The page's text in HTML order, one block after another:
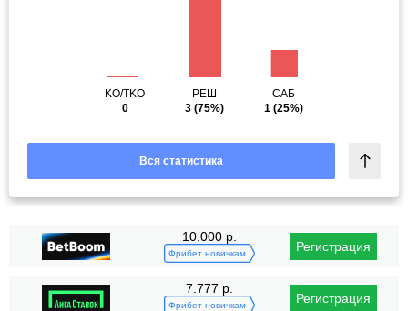
KO/TKO
0
РЕШ
3 (75%)
САБ
1 (25%)
Вся статистика
10.000 р.
Фрибет новичкам Регистрация
7.777 р.
Фрибет новичкам Регистрация